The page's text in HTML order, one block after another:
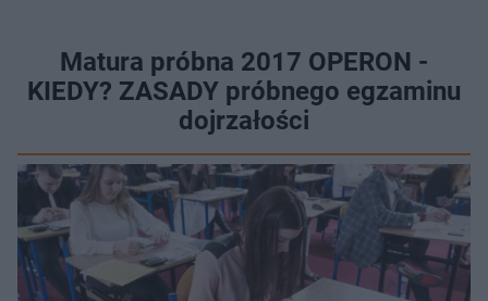
Matura próbna 2017 OPERON -
KIEDY? ZASADY próbnego egzaminu
dojrzałości